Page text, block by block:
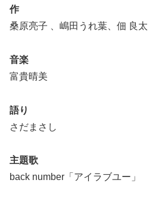
作
桑原亮子 、嶋田うれ葉、佃 良太
音楽
富貴晴美
語り
さだまさし
主題歌
back number「アイラブユー」